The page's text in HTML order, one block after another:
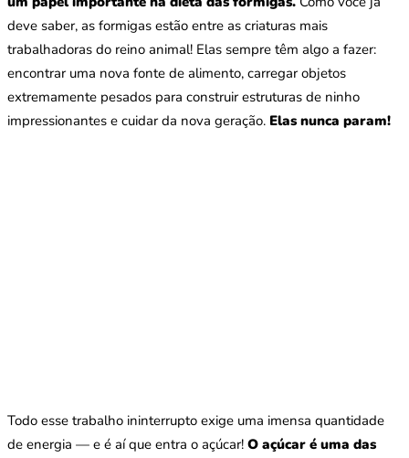
deve saber, as formigas estão entre as criaturas mais
trabalhadoras do reino animal! Elas sempre têm algo a fazer:
encontrar uma nova fonte de alimento, carregar objetos
extremamente pesados para construir estruturas de ninho
impressionantes e cuidar da nova geração. Elas nunca param!
Todo esse trabalho ininterrupto exige uma imensa quantidade
de energia — e é aí que entra o açúcar! O açúcar é uma das